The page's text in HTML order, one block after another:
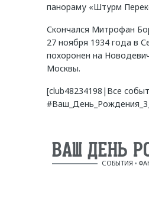
панораму «Штурм
Скончался Митрофан
27 ноября 1934 года в
похоронен на
Москвы.
[club48234198|Все
ВАШ ДЕНЬ
СОБЫТИЯ